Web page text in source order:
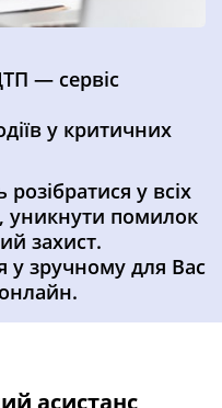
— сервіс
у критичних
у всіх
уникнути помилок
захист.
у зручному для Вас